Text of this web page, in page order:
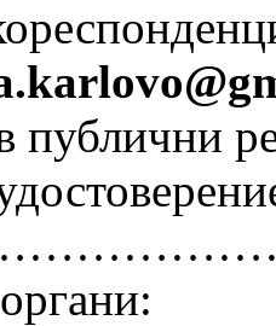
публични